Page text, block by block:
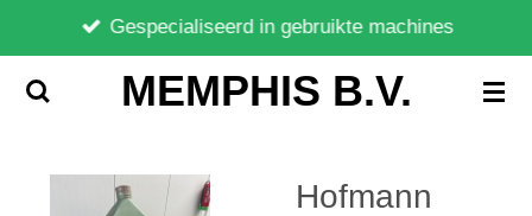
direct
naar
hoofdinhoud
MEMPHIS B.V.
Gespecialiseerd in gebruikte machines
Hofmann